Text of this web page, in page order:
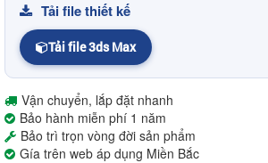
Tải file thiết kế
Tải file 3ds Max
Vận chuyển, lắp đặt nhanh
Bảo hành miễn phí 1 năm
Bảo trì trọn vòng đời sản phẩm
Gía trên web áp dụng Miền Bắc